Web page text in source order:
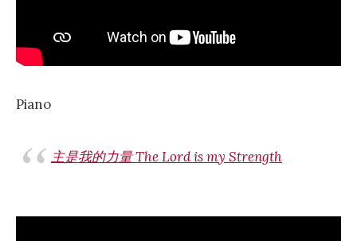
Piano
主是我的力量 The Lord is my Strength